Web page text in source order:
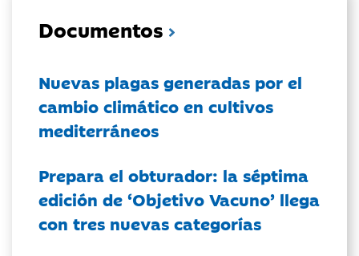
Documentos
Nuevas plagas generadas por el
cambio climático en cultivos
mediterráneos
Prepara el obturador: la séptima
edición de ‘Objetivo Vacuno’ llega
con tres nuevas categorías